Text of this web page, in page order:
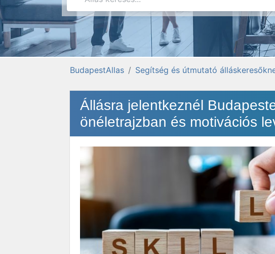
BudapestAllas Segítség és útmutató
Állásra jelentkeznél
önéletrajzban és motivációs